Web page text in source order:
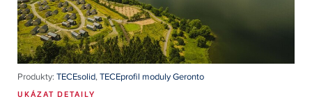
Produkty: TECEsolid,TECEprofil moduly Geronto
UKÁZAT DETAILY